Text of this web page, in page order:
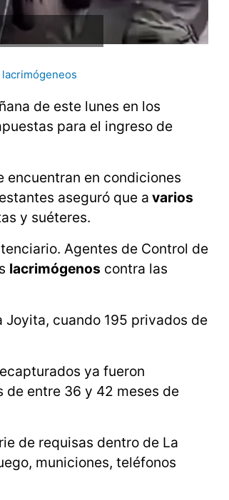
lacrimógeneos
de este lunes en los
para el ingreso de
encuentran en condiciones
aseguró que a varios
y suéteres.
Agentes de Control de
lacrimógenos contra las
Joyita, cuando 195 privados de
ya fueron
de entre 36 y 42 meses de
de requisas dentro de La
municiones, teléfonos